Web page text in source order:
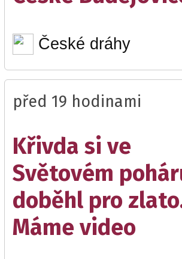
České dráhy
před 19 hodinami
Křivda si ve
Světovém
doběhl pro
Máme video